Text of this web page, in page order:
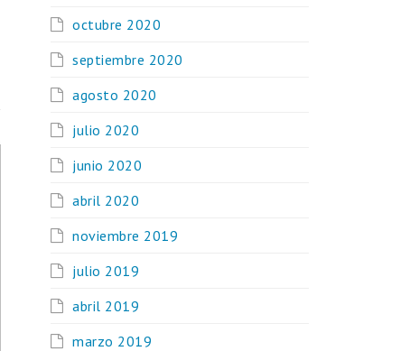
octubre 2020
septiembre 2020
agosto 2020
julio 2020
junio 2020
abril 2020
noviembre 2019
julio 2019
abril 2019
marzo 2019